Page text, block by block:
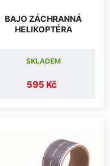
BAJO ZÁCHRANNÁ
HELIKOPTÉRA
595 Kč
SKLADEM